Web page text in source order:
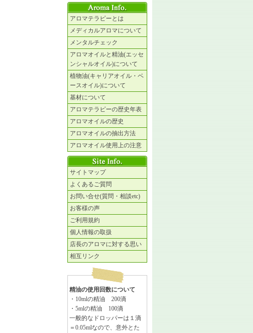
アロマテラピーとは
メディカルアロマについて
メンタルチェック
アロマオイルと精油(エッセ
ンシャルオイル)について
植物油(キャリアオイル・ベ
ースオイル)について
基材について
アロマテラピーの歴史年表
アロマオイルの歴史
アロマオイルの抽出方法
アロマオイル使用上の注意
サイトマップ
よくあるご質問
お問い合せ(質問・相談etc)
お客様の声
ご利用規約
個人情報の取扱
店長のアロマに対する思い
相互リンク
精油の使用回数について
・10mlの精油 200滴
・5mlの精油 100滴
一般的なドロッパーは１滴
＝0.05mlなので、意外とた